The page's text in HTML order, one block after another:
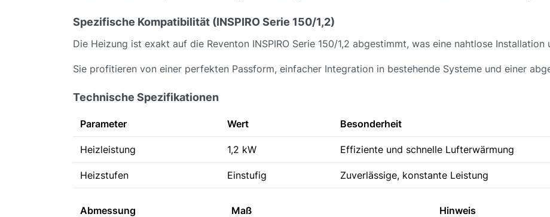
Spezifische Kompatibilität (INSPIRO Serie 150/1,2)
Die Heizung ist exakt auf die Reventon INSPIRO Serie 150/1,2 abgestimmt, was eine nahtlose
Sie profitieren von einer perfekten Passform, einfacher Integration in bestehende Systeme und einer
Technische Spezifikationen
Parameter Wert Besonderheit
Heizleistung 1,2 kW Effiziente und schnelle Lufterwärmung
Heizstufen Einstufig Zuverlässige, konstante Leistung
Abmessung Maß Hinweis